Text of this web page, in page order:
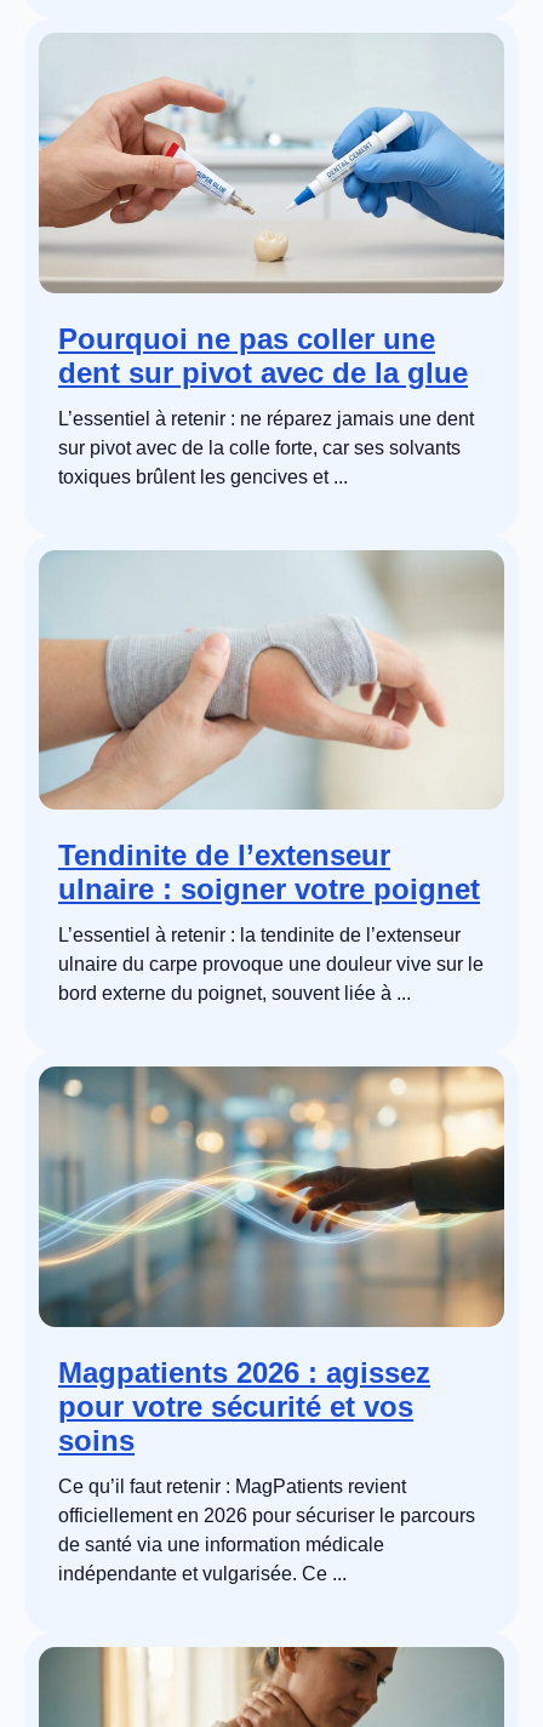
Pourquoi ne pas coller une
dent sur pivot avec de la glue
L’essentiel à retenir : ne réparez jamais une dent
sur pivot avec de la colle forte, car ses solvants
toxiques brûlent les gencives et ...
Tendinite de l’extenseur
ulnaire : soigner votre poignet
L’essentiel à retenir : la tendinite de l’extenseur
ulnaire du carpe provoque une douleur vive sur le
bord externe du poignet, souvent liée à ...
Magpatients 2026 : agissez
pour votre sécurité et vos
soins
Ce qu’il faut retenir : MagPatients revient
officiellement en 2026 pour sécuriser le parcours
de santé via une information médicale
indépendante et vulgarisée. Ce ...